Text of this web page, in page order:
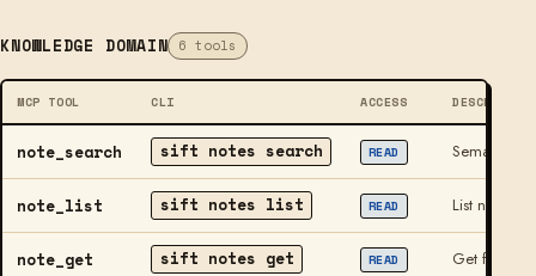
KNOWLEDGE DOMAIN 6 tools
MCP TOOL CLI ACCESS
note_search sift notes search READ Semantic +
note_list sift notes list READ List notes.
note_get sift notes get READ Get full